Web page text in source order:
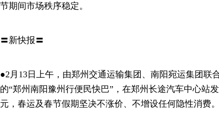
节期间市场秩序稳定。
〓新快报〓
●2月13日上午，由郑州交通运输集团、南阳宛运集团联
的“郑州南阳豫州行便民快巴”，在郑州长途汽车中心站
元，春运及春节假期坚决不涨价、不增设任何隐性消费